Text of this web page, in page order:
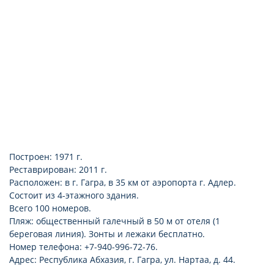
Построен: 1971 г.
Реставрирован: 2011 г.
Расположен: в г. Гагра, в 35 км от аэропорта г. Адлер.
Состоит из 4-этажного здания.
Всего 100 номеров.
Пляж: общественный галечный в 50 м от отеля (1
береговая линия). Зонты и лежаки бесплатно.
Номер телефона: +7-940-996-72-76.
Адрес: Республика Абхазия, г. Гагра, ул. Нартаа, д. 44.